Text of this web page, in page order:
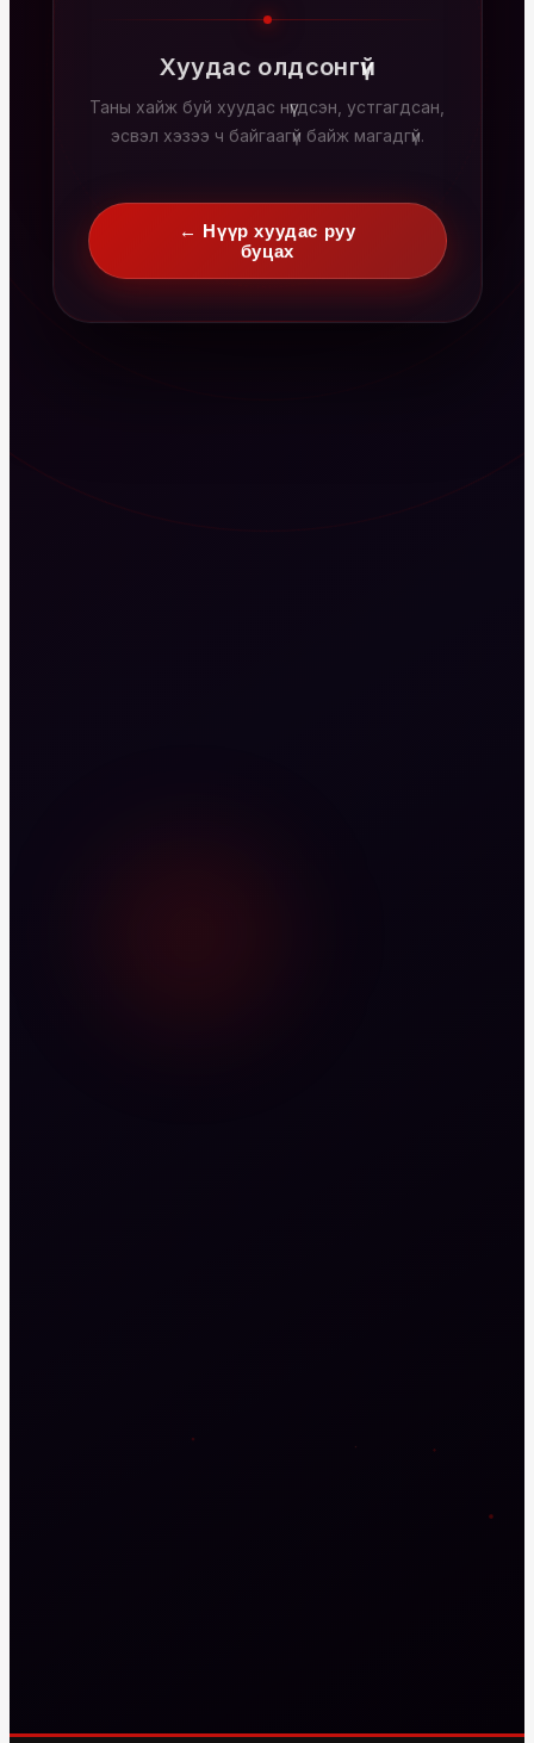
Хуудас олдсонгүй
Таны хайж буй хуудас нүүгдсэн, устгагдсан,
эсвэл хэзээ ч байгаагүй байж магадгүй.
← Нүүр хуудас руу
буцах